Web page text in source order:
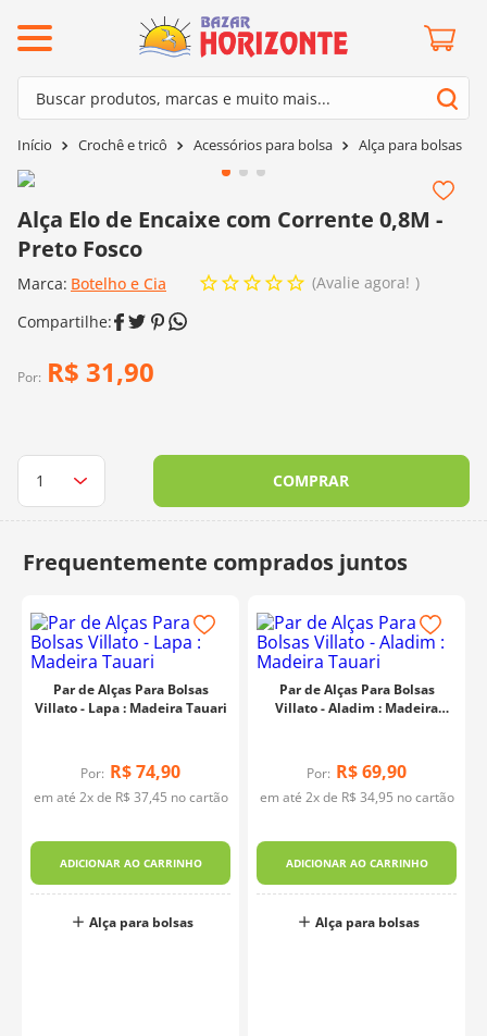
Buscar produtos, marcas e muito mais...
Crochê e tricô Acessórios para bolsa Alça para bolsas
Alça Elo de Encaixe com Corrente 0,8M -
Preto Fosco
Marca: Botelho e Cia Avalie agora!
Por: R$ 31,90
COMPRAR
Par de Alças Para Bolsas
Villato - Lapa : Madeira Tauari
Por: R$74,90
em até 2x de R$ 37,45 no cartão
ADICIONAR AO CARRINHO
Alça para bolsas
Par de Alças Para Bolsas
Villato - Aladim : Madeira
Por: R$69,90
em até 2x de R$ 34,95 no cartão
ADICIONAR AO CARRINHO
Alça para bolsas
Termos mais buscados
3º agulha crochê
4º kit amigurumi
5º lã cisne
9
10º dmc
mais buscados
barroco
mollet
agulha crochê
kit amigurumi
lã cisne
euroroma
dmc